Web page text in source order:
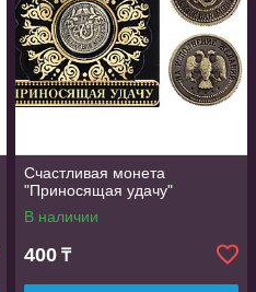
Счастливая монета
"Приносящая удачу"
В наличии
400 ₸